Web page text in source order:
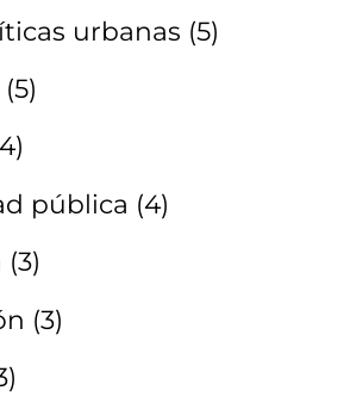
urbanas (5)
(5)
pública (4)
(3)
(3)